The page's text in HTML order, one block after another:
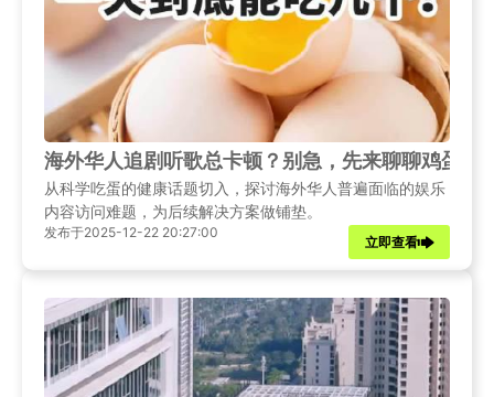
海外华人追剧听歌总卡顿？别急，先来聊聊鸡蛋和
从科学吃蛋的健康话题切入，探讨海外华人普遍面临的娱乐
内容访问难题，为后续解决方案做铺垫。
发布于2025-12-22 20:27:00
立即查看